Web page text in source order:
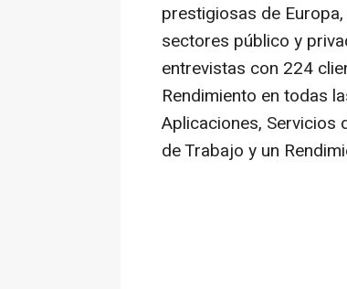
prestigiosas de
sectores público y
entrevistas con 224
Rendimiento en todas
Aplicaciones, Servicios
de Trabajo y un